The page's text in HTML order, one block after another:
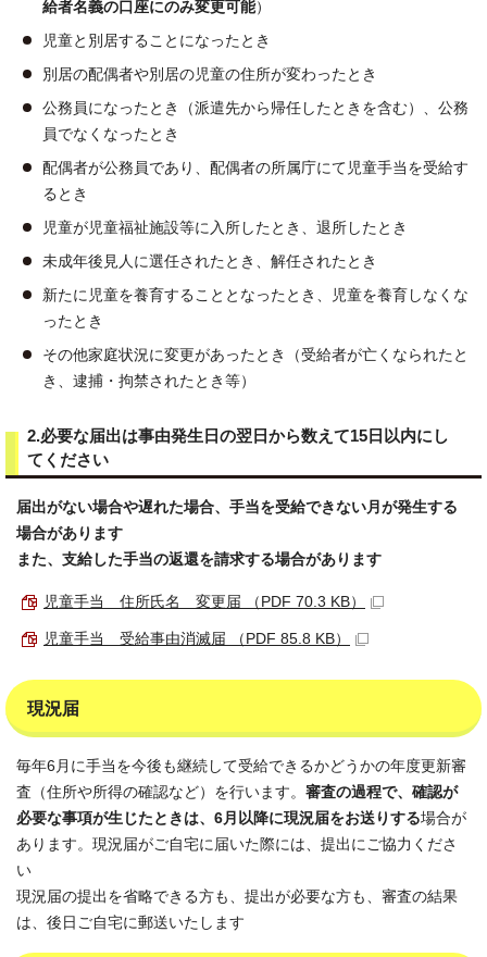
給者名義の口座にのみ変更可能）
児童と別居することになったとき
別居の配偶者や別居の児童の住所が変わったとき
公務員になったとき（派遣先から帰任したときを含む）、公務
員でなくなったとき
配偶者が公務員であり、配偶者の所属庁にて児童手当を受給す
るとき
児童が児童福祉施設等に入所したとき、退所したとき
未成年後見人に選任されたとき、解任されたとき
新たに児童を養育することとなったとき、児童を養育しなくな
ったとき
その他家庭状況に変更があったとき（受給者が亡くなられたと
き、逮捕・拘禁されたとき等）
2.必要な届出は事由発生日の翌日から数えて15日以内にし
てください
届出がない場合や遅れた場合、手当を受給できない月が発生する
場合があります
また、支給した手当の返還を請求する場合があります
児童手当 住所氏名 変更届 （PDF 70.3 KB）
児童手当 受給事由消滅届 （PDF 85.8 KB）
現況届
毎年6月に手当を今後も継続して受給できるかどうかの年度更新審
査（住所や所得の確認など）を行います。 審査の過程で、確認が
必要な事項が生じたときは、6月以降に現況届をお送りする場合が
あります。現況届がご自宅に届いた際には、提出にご協力くださ
い
現況届の提出を省略できる方も、提出が必要な方も、審査の結果
は、後日ご自宅に郵送いたします